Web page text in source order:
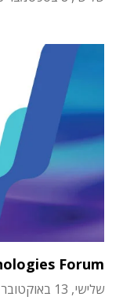
Forum
שלישי, 13 באוקטובר 2026